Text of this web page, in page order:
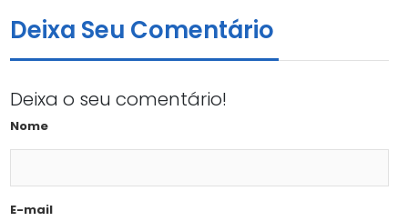
Deixa Seu Comentário
Deixa o seu comentário!
Nome
E-mail